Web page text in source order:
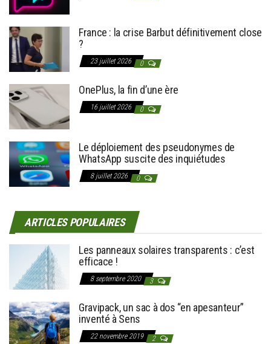
France : la crise Barbut définitivement close
?
23 juillet 2026 0
OnePlus, la fin d’une ère
16 juillet 2026 0
Le déploiement des pseudonymes de
WhatsApp suscite des inquiétudes
8 juillet 2026 0
ARTICLES POPULAIRES
Les panneaux solaires transparents : c’est
efficace !
8 septembre 2020 3
Gravipack, un sac à dos “en apesanteur”
inventé à Sens
22 novembre 2019 2